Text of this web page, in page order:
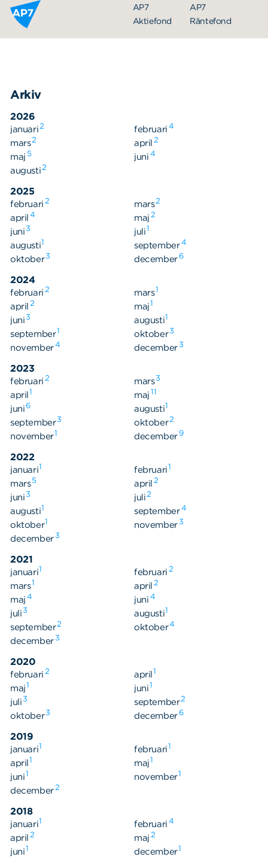
Hoppa till innehållet
AP7
Aktiefond
AP7
Räntefond
Arkiv
2026
januari2 februari 4
mars2 april 2
maj 5 juni 4
augusti2
2025
februari 2 mars2
april 4 maj 2
juni3 juli1
augusti1 september4
oktober3 december6
2024
februari 2 mars1
april 2 maj1
juni3 augusti1
september1 oktober3
november4 december3
2023
februari 2 mars3
april1 maj 11
juni6 augusti1
september3 oktober2
november1 december9
2022
januari1 februari1
mars5 april 2
juni3 juli2
augusti1 september4
oktober1 november3
december3
2021
januari1 februari 2
mars1 april 2
maj 4 juni 4
juli3 augusti1
september2 oktober4
december3
2020
februari 2 april1
maj1 juni1
juli3 september2
oktober3 december6
2019
januari1 februari1
april1 maj1
juni1 november1
december2
2018
januari1 februari 4
april 2 maj 2
juni1 december1
Organisation
Ledning
Årsredovisningar
Nyheter
Om Cookies
Policy om personuppgifter